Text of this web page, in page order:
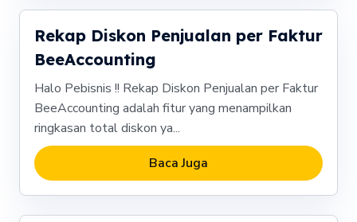
Rekap Diskon Penjualan per Faktur
BeeAccounting
Halo Pebisnis !! Rekap Diskon Penjualan per Faktur
BeeAccounting adalah fitur yang menampilkan
ringkasan total diskon ya...
Baca Juga